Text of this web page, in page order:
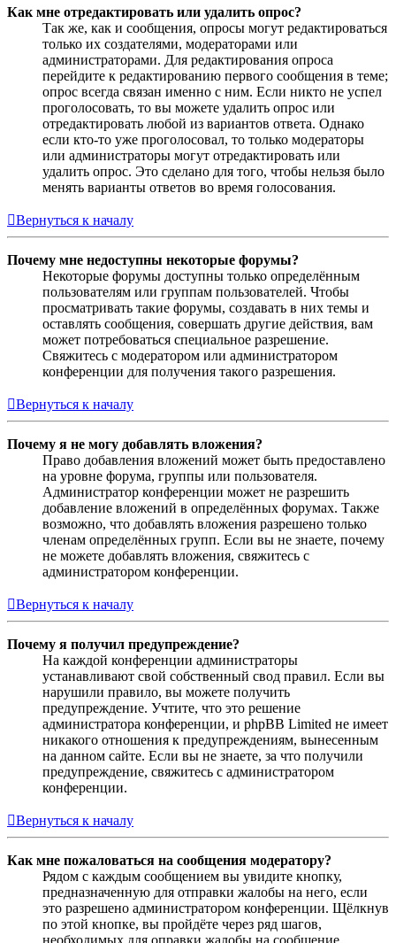
Как мне отредактировать или удалить опрос?
Так же, как и сообщения, опросы могут редактироваться
только их создателями, модераторами или
администраторами. Для редактирования опроса
перейдите к редактированию первого сообщения в теме;
опрос всегда связан именно с ним. Если никто не успел
проголосовать, то вы можете удалить опрос или
отредактировать любой из вариантов ответа. Однако
если кто-то уже проголосовал, то только модераторы
или администраторы могут отредактировать или
удалить опрос. Это сделано для того, чтобы нельзя было
менять варианты ответов во время голосования.
Вернуться к началу
Почему мне недоступны некоторые форумы?
Некоторые форумы доступны только определённым
пользователям или группам пользователей. Чтобы
просматривать такие форумы, создавать в них темы и
оставлять сообщения, совершать другие действия, вам
может потребоваться специальное разрешение.
Свяжитесь с модератором или администратором
конференции для получения такого разрешения.
Вернуться к началу
Почему я не могу добавлять вложения?
Право добавления вложений может быть предоставлено
на уровне форума, группы или пользователя.
Администратор конференции может не разрешить
добавление вложений в определённых форумах. Также
возможно, что добавлять вложения разрешено только
членам определённых групп. Если вы не знаете, почему
не можете добавлять вложения, свяжитесь с
администратором конференции.
Вернуться к началу
Почему я получил предупреждение?
На каждой конференции администраторы
устанавливают свой собственный свод правил. Если вы
нарушили правило, вы можете получить
предупреждение. Учтите, что это решение
администратора конференции, и phpBB Limited не имеет
никакого отношения к предупреждениям, вынесенным
на данном сайте. Если вы не знаете, за что получили
предупреждение, свяжитесь с администратором
конференции.
Вернуться к началу
Как мне пожаловаться на сообщения модератору?
Рядом с каждым сообщением вы увидите кнопку,
предназначенную для отправки жалобы на него, если
это разрешено администратором конференции. Щёлкнув
по этой кнопке, вы пройдёте через ряд шагов,
необходимых для оправки жалобы на сообщение.